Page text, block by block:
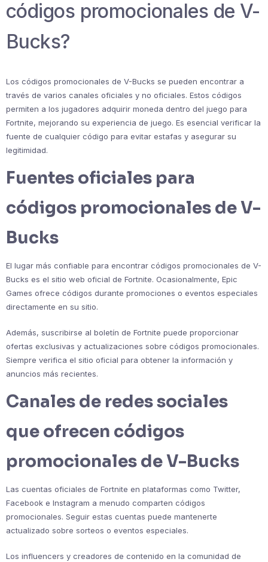
códigos promocionales de V-
Bucks?
Los códigos promocionales de V-Bucks se pueden encontrar a
través de varios canales oficiales y no oficiales. Estos códigos
permiten a los jugadores adquirir moneda dentro del juego para
Fortnite, mejorando su experiencia de juego. Es esencial verificar la
fuente de cualquier código para evitar estafas y asegurar su
legitimidad.
Fuentes oficiales para
códigos promocionales de V-
Bucks
El lugar más confiable para encontrar códigos promocionales de V-
Bucks es el sitio web oficial de Fortnite. Ocasionalmente, Epic
Games ofrece códigos durante promociones o eventos especiales
directamente en su sitio.
Además, suscribirse al boletín de Fortnite puede proporcionar
ofertas exclusivas y actualizaciones sobre códigos promocionales.
Siempre verifica el sitio oficial para obtener la información y
anuncios más recientes.
Canales de redes sociales
que ofrecen códigos
promocionales de V-Bucks
Las cuentas oficiales de Fortnite en plataformas como Twitter,
Facebook e Instagram a menudo comparten códigos
promocionales. Seguir estas cuentas puede mantenerte
actualizado sobre sorteos o eventos especiales.
Los influencers y creadores de contenido en la comunidad de